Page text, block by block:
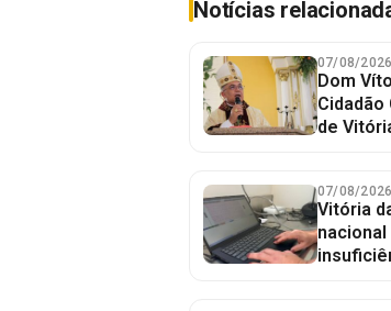
Notícias
07/08/2026
Dom
de
07/08/2026
Vitória